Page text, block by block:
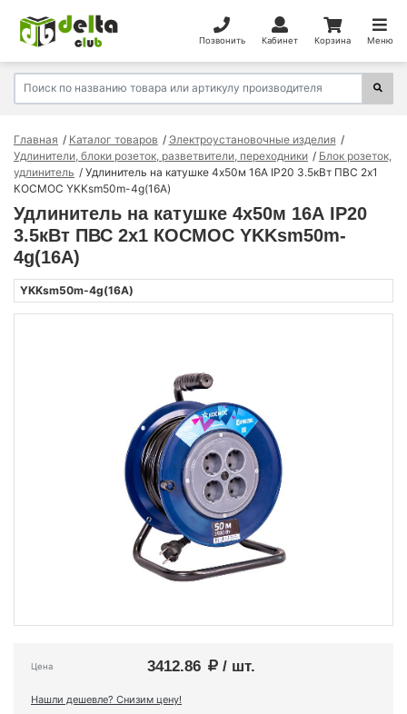
Позвонить Кабинет Корзина Меню
Главная Каталог товаров
Электроустановочные изделия
Удлинители, блоки розеток, разветвители, переходники
Блок розеток,
удлинитель
Удлинитель на катушке 4х50м 16А IP20 3.5кВт ПВС 2х1
КОСМОС YKKsm50m-4g(16A)
Удлинитель на катушке 4х50м 16А IP20
3.5кВт ПВС 2х1 КОСМОС YKKsm50m-
4g(16A)
YKKsm50m-4g(16A)
Цена 3412.86 / шт.
Нашли дешевле? Снизим цену!